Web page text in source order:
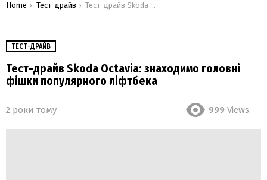
You are here:
Home Тест-драйв Тест-драйв Skoda Octavia: знаходимо головні фішки популярного ліфтбека
ТЕСТ-ДРАЙВ
Тест-драйв Skoda Octavia: знаходимо головні
фішки популярного ліфтбека
2 роки тому 999 Views